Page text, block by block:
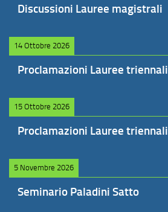
Discussioni Lauree magistrali
14 Ottobre 2026
Proclamazioni Lauree triennali
15 Ottobre 2026
Proclamazioni Lauree triennali
5 Novembre 2026
Seminario Paladini Satto